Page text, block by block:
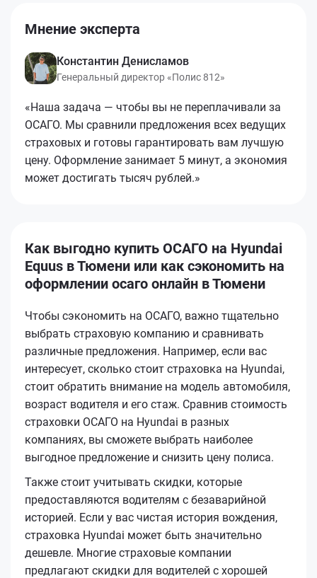
Мнение эксперта
Константин Денисламов
Генеральный директор «Полис 812»
«Наша задача — чтобы вы не переплачивали за
ОСАГО. Мы сравнили предложения всех ведущих
страховых и готовы гарантировать вам лучшую
цену. Оформление занимает 5 минут, а экономия
может достигать тысяч рублей.»
Как выгодно купить ОСАГО на Hyundai
Equus в Тюмени или как сэкономить на
оформлении осаго онлайн в Тюмени
Чтобы сэкономить на ОСАГО, важно тщательно
выбрать страховую компанию и сравнивать
различные предложения. Например, если вас
интересует, сколько стоит страховка на Hyundai,
стоит обратить внимание на модель автомобиля,
возраст водителя и его стаж. Сравнив стоимость
страховки ОСАГО на Hyundai в разных
компаниях, вы сможете выбрать наиболее
выгодное предложение и снизить цену полиса.
Также стоит учитывать скидки, которые
предоставляются водителям с безаварийной
историей. Если у вас чистая история вождения,
страховка Hyundai может быть значительно
дешевле. Многие страховые компании
предлагают скидки для водителей с хорошей